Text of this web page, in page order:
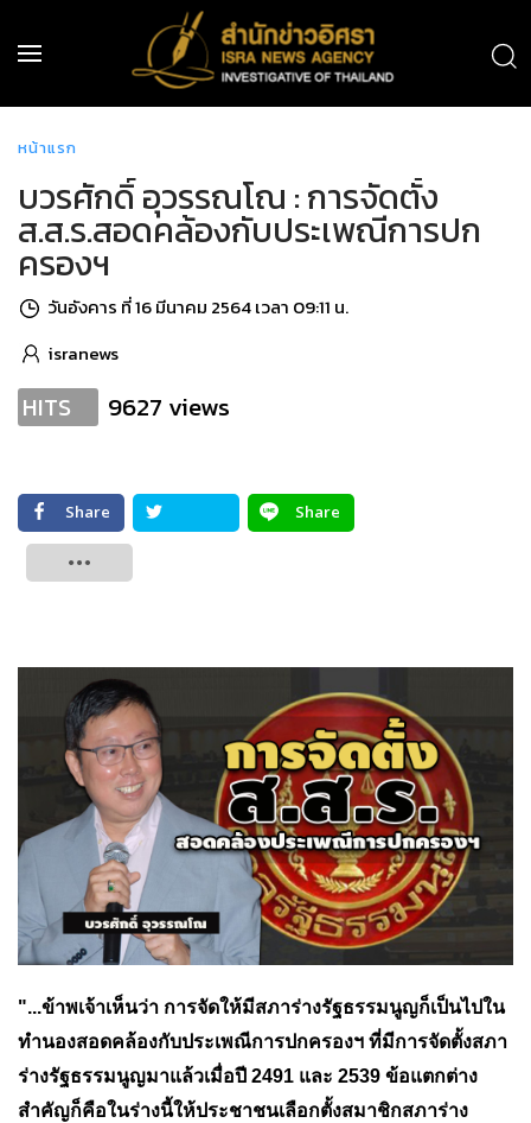
หน้าแรก
บวรศักดิ์ อุวรรณโณ : การจัดตั้ง
ส.ส.ร.สอดคล้องกับประเพณีการปก
ครองฯ
วันอังคาร ที่ 16 มีนาคม 2564 เวลา 09:11 น.
isranews
HITS 9627 views
Share
Share
"...ข้าพเจ้าเห็นว่า การจัดให้มีสภาร่างรัฐธรรมนูญก็เป็นไปใน
ทำนองสอดคล้องกับประเพณีการปกครองฯ ที่มีการจัดตั้งสภา
ร่างรัฐธรรมนูญมาแล้วเมื่อปี 2491 และ 2539 ข้อแตกต่าง
สำคัญก็คือในร่างนี้ให้ประชาชนเลือกตั้งสมาชิกสภาร่าง